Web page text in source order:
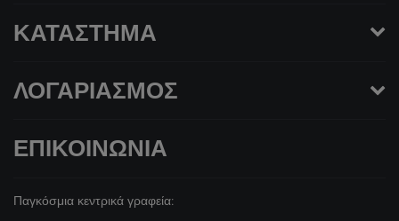
ΚΑΤΆΣΤΗΜΑ
ΛΟΓΑΡΙΑΣΜΌΣ
ΕΠΙΚΟΙΝΩΝΊΑ
Παγκόσμια κεντρικά γραφεία: